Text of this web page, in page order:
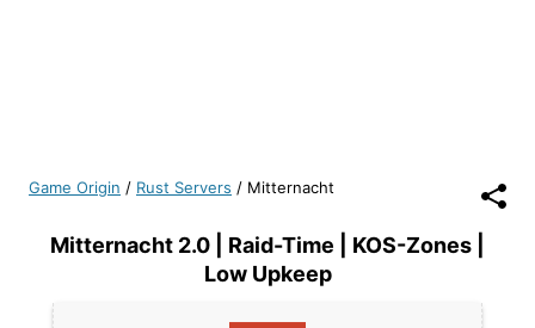
Game Origin / Rust Servers / Mitternacht
Mitternacht 2.0 | Raid-Time | KOS-Zones |
Low Upkeep